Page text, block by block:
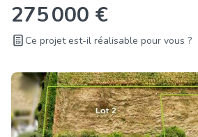
275 000 €
Ce projet est-il réalisable pour vous ?